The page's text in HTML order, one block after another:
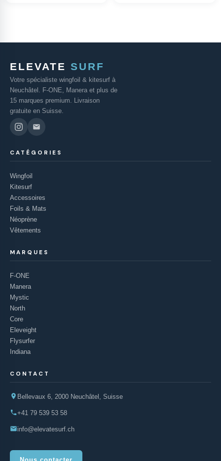
ELEVATE SURF
Votre spécialiste wingfoil & kitesurf à
Neuchâtel. F-ONE, Manera et plus de
15 marques premium. Livraison
gratuite en Suisse.
CATÉGORIES
Wingfoil
Kitesurf
Accessoires
Foils & Mats
Néoprène
Vêtements
MARQUES
F-ONE
Manera
Mystic
North
Core
Eleveight
Flysurfer
Indiana
CONTACT
Bellevaux 6, 2000 Neuchâtel, Suisse
+41 79 539 53 58
info@elevatesurf.ch